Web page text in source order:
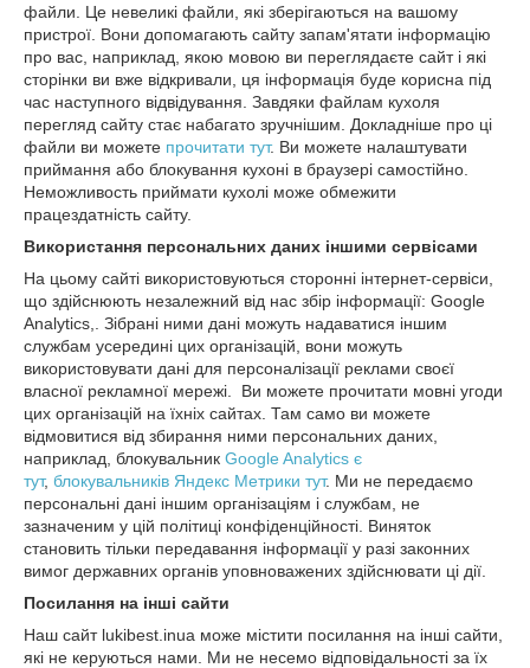
файли. Це невеликі файли, які зберігаються на вашому
пристрої. Вони допомагають сайту запам'ятати інформацію
про вас, наприклад, якою мовою ви переглядаєте сайт і які
сторінки ви вже відкривали, ця інформація буде корисна під
час наступного відвідування. Завдяки файлам кухоля
перегляд сайту стає набагато зручнішим. Докладніше про ці
файли ви можете прочитати тут. Ви можете налаштувати
приймання або блокування кухоні в браузері самостійно.
Неможливость приймати кухолі може обмежити
працездатність сайту.
Використання персональних даних іншими сервісами
На цьому сайті використовуються сторонні інтернет-сервіси,
що здійснюють незалежний від нас збір інформації: Google
Analytics,. Зібрані ними дані можуть надаватися іншим
службам усередині цих організацій, вони можуть
використовувати дані для персоналізації реклами своєї
власної рекламної мережі. Ви можете прочитати мовні угоди
цих організацій на їхніх сайтах. Там само ви можете
відмовитися від збирання ними персональних даних,
наприклад, блокувальник Google Analytics є
тут, блокувальників Яндекс Метрики тут. Ми не передаємо
персональні дані іншим організаціям і службам, не
зазначеним у цій політиці конфіденційності. Виняток
становить тільки передавання інформації у разі законних
вимог державних органів уповноважених здійснювати ці дії.
Посилання на інші сайти
Наш сайт lukibest.inua може містити посилання на інші сайти,
які не керуються нами. Ми не несемо відповідальності за їх